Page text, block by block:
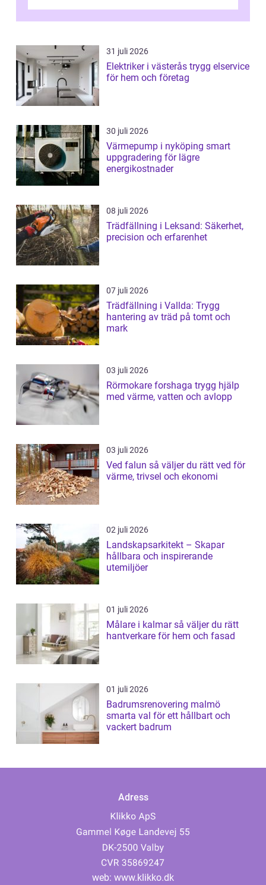
...
31 juli 2026
Elektriker i västerås trygg elservice
för hem och företag
30 juli 2026
Värmepump i nyköping smart
uppgradering för lägre
energikostnader
08 juli 2026
Trädfällning i Leksand: Säkerhet,
precision och erfarenhet
07 juli 2026
Trädfällning i Vallda: Trygg
hantering av träd på tomt och
mark
03 juli 2026
Rörmokare forshaga trygg hjälp
med värme, vatten och avlopp
03 juli 2026
Ved falun så väljer du rätt ved för
värme, trivsel och ekonomi
02 juli 2026
Landskapsarkitekt – Skapar
hållbara och inspirerande
utemiljöer
01 juli 2026
Målare i kalmar så väljer du rätt
hantverkare för hem och fasad
01 juli 2026
Badrumsrenovering malmö
smarta val för ett hållbart och
vackert badrum
Adress
web: www.klikko.dk